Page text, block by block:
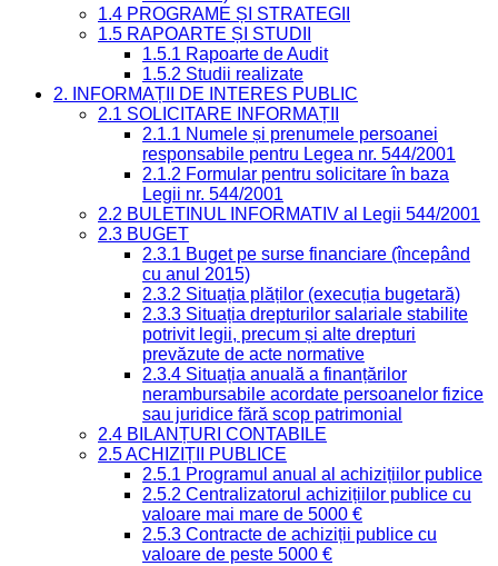
1.4 PROGRAME ȘI STRATEGII
1.5 RAPOARTE ȘI STUDII
1.5.1 Rapoarte de Audit
1.5.2 Studii realizate
2. INFORMAȚII DE INTERES PUBLIC
2.1 SOLICITARE INFORMAȚII
2.1.1 Numele și prenumele persoanei
responsabile pentru Legea nr. 544/2001
2.1.2 Formular pentru solicitare în baza
Legii nr. 544/2001
2.2 BULETINUL INFORMATIV al Legii 544/2001
2.3 BUGET
2.3.1 Buget pe surse financiare (începând
cu anul 2015)
2.3.2 Situația plăților (execuția bugetară)
2.3.3 Situația drepturilor salariale stabilite
potrivit legii, precum și alte drepturi
prevăzute de acte normative
2.3.4 Situația anuală a finanțărilor
nerambursabile acordate persoanelor fizice
sau juridice fără scop patrimonial
2.4 BILANȚURI CONTABILE
2.5 ACHIZIȚII PUBLICE
2.5.1 Programul anual al achizițiilor publice
2.5.2 Centralizatorul achizițiilor publice cu
valoare mai mare de 5000 €
2.5.3 Contracte de achiziții publice cu
valoare de peste 5000 €